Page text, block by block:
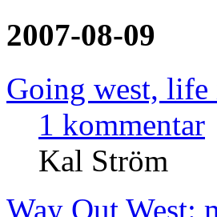
2007-08-09
Going west, life
1 kommentar
Kal Ström
Way Out West: